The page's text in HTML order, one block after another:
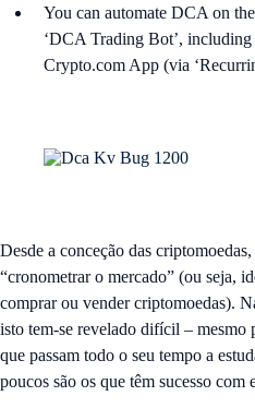
You can automate DCA on
‘DCA Trading Bot’, including
Crypto.com App (via
Desde a conceção das
“cronometrar o mercado” (ou seja,
comprar ou vender criptomoedas).
isto tem-se revelado difícil – mesmo
que passam todo o seu tempo a
poucos são os que têm sucesso com